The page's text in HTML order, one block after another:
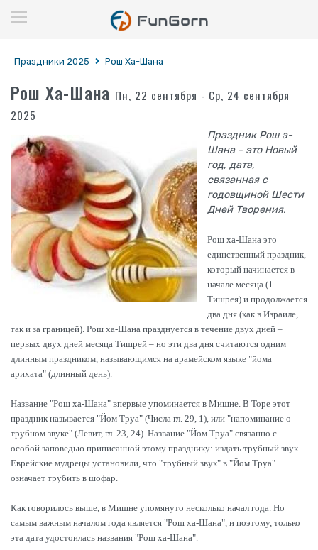
Праздники 2025 Рош Ха-Шана
Рош Ха-Шана Пн, 22 сентября - Ср, 24 сентября
2025
Праздник Рош а-
Шана - это Новый
год, дата,
связанная с
годовщиной Шести
Дней Творения.
Рош ха-Шана это
единственный праздник,
который начинается в
начале месяца (1
Тишрея) и продолжается
два дня (как в Израиле,
так и за границей). Рош ха-Шана празднуется в течение двух дней –
первых двух дней месяца Тишрей – но эти два дня считаются одним
длинным праздником, называющимся на арамейском языке "йома
арихата" (длинный день).
Название "Рош ха-Шана" впервые упоминается в Мишне. В Торе этот
праздник называется "Йом Труа" (Числа гл. 29, 1), или "напоминание о
трубном звуке" (Левит, гл. 23, 24). Название "Йом Труа" связанно с
особой заповедью приписанной этому празднику: издать трубный звук.
Еврейские мудрецы установили, что "трубный звук" в "Йом Труа"
означает трубить в шофар.
Как говорилось выше, в Мишне упомянуто несколько начал года. Но
самым важным началом года является "Рош ха-Шана", и поэтому, только
эта дата удостоилась названия "Рош ха-Шана".